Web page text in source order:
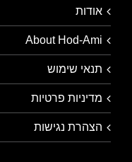
אודות
About Hod-Ami
תנאי שימוש
מדיניות פרטיות
הצהרת נגישות